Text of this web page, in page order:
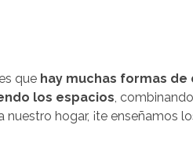
que hay muchas formas de
los espacios,
hogar, ¡te enseñamos